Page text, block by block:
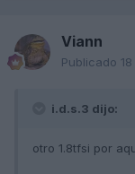
Viann
Publicado
i.d.s.3 dijo:
otro 1.8tfsi por